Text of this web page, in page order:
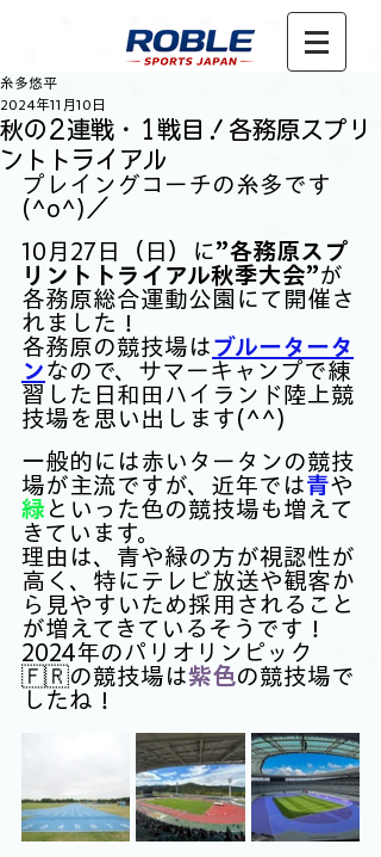
秋の2連戦・1戦目！各務原スプリ
ントトライアル
糸多悠平
2024年11月10日
プレイングコーチの糸多です
(^o^)／
10月27日（日）に”各務原スプ
リントトライアル秋季大会”が
各務原総合運動公園にて開催さ
れました！
各務原の競技場は ブルータータ
ン なので、サマーキャンプで練
習した日和田ハイランド陸上競
技場を思い出します(^^)
一般的には赤いタータンの競技
場が主流ですが、近年では青や
緑 といった色の競技場も増えて
きています。
理由は、青や緑の方が視認性が
高く、特にテレビ放送や観客か
ら見やすいため採用されること
が増えてきているそうです！
2024年のパリオリンピック
🇫🇷の競技場は紫色の競技場で
したね！